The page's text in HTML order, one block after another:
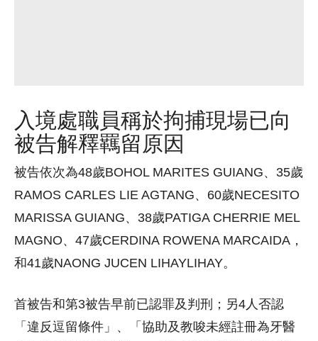
入境處職員稱於拘捕現場已向
被告解釋羈留原因
被告依次為48歲BOHOL MARITES GUIANG、35歲
RAMOS CARLES LIE AGTANG、60歲NECESITO
MARISSA GUIANG、38歲PATIGA CHERRIE MEL
MAGNO、47歲CERDINA ROWENA MARCAIDA，
和41歲NAONG JUCEN LIHAYLIHAY。
首被告和第3被告早前已認罪及判刑；另4人否認
「違反逗留條件」、「協助及教唆未經註冊為牙醫